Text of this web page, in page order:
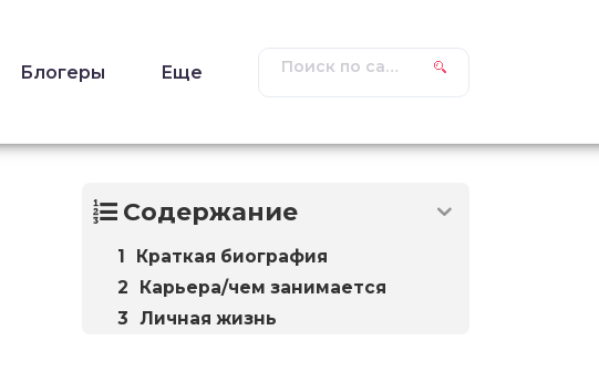
Блогеры Еще
Содержание
Краткая биография
Карьера/чем занимается
Личная жизнь